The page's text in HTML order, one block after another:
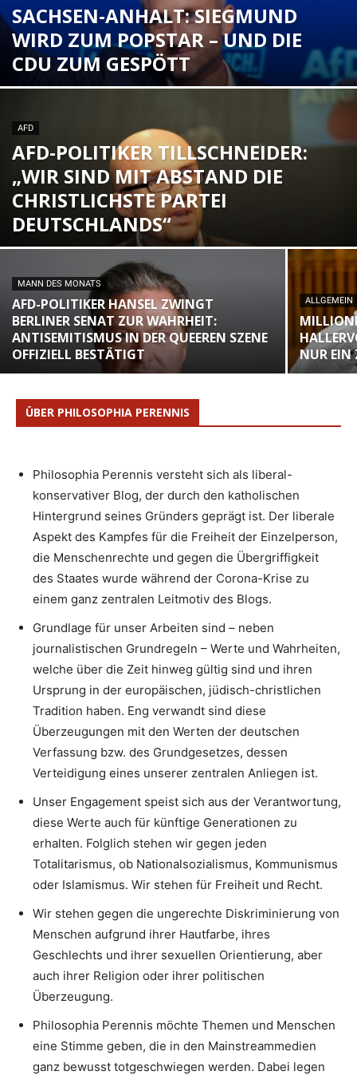
SACHSEN-ANHALT: SIEGMUND
WIRD ZUM POPSTAR – UND DIE
CDU ZUM GESPÖTT
AFD
AFD-POLITIKER TILLSCHNEIDER:
„WIR SIND MIT ABSTAND DIE
CHRISTLICHSTE PARTEI
DEUTSCHLANDS“
MANN DES MONATS
AFD-POLITIKER HANSEL ZWINGT
BERLINER SENAT ZUR WAHRHEIT:
ANTISEMITISMUS IN DER QUEEREN SZENE
OFFIZIELL BESTÄTIGT
ALLGEMEIN
NUR EIN
ÜBER PHILOSOPHIA PERENNIS
Philosophia Perennis versteht sich als liberal-
konservativer Blog, der durch den katholischen
Hintergrund seines Gründers geprägt ist. Der liberale
Aspekt des Kampfes für die Freiheit der Einzelperson,
die Menschenrechte und gegen die Übergriffigkeit
des Staates wurde während der Corona-Krise zu
einem ganz zentralen Leitmotiv des Blogs.
Grundlage für unser Arbeiten sind – neben
journalistischen Grundregeln – Werte und Wahrheiten,
welche über die Zeit hinweg gültig sind und ihren
Ursprung in der europäischen, jüdisch-christlichen
Tradition haben. Eng verwandt sind diese
Überzeugungen mit den Werten der deutschen
Verfassung bzw. des Grundgesetzes, dessen
Verteidigung eines unserer zentralen Anliegen ist.
Unser Engagement speist sich aus der Verantwortung,
diese Werte auch für künftige Generationen zu
erhalten. Folglich stehen wir gegen jeden
Totalitarismus, ob Nationalsozialismus, Kommunismus
oder Islamismus. Wir stehen für Freiheit und Recht.
Wir stehen gegen die ungerechte Diskriminierung von
Menschen aufgrund ihrer Hautfarbe, ihres
Geschlechts und ihrer sexuellen Orientierung, aber
auch ihrer Religion oder ihrer politischen
Überzeugung.
Philosophia Perennis möchte Themen und Menschen
eine Stimme geben, die in den Mainstreammedien
ganz bewusst totgeschwiegen werden. Dabei legen